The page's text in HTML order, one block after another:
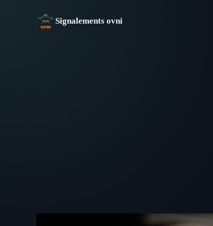
Signalements ovni